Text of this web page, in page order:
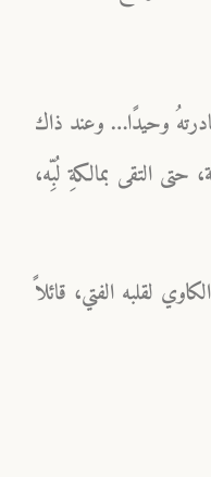
وحيدًا… وعند ذاك
التقى بمالكةِ لُبِّه،
لقلبه الفتي، قائلاً